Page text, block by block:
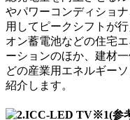
やパワーコンディショ
用してピークシフトが
オン蓄電池などの住宅
ーションのほか、建材
どの産業用エネルギー
紹介します。